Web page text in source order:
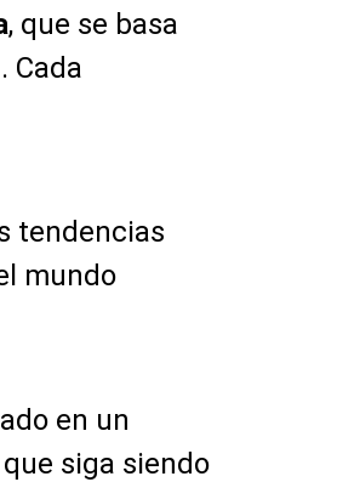
, que se basa
Cada
tendencias
mundo
en un
siga siendo